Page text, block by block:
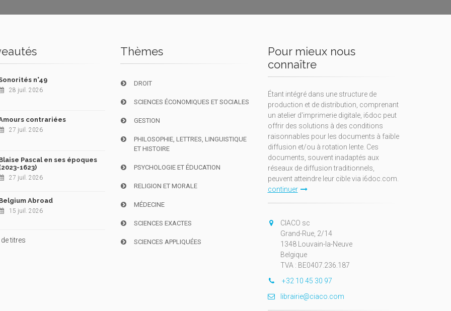
n°49
28 juil. 2026
contrariées
27 juil. 2026
Pascal en ses époques
1623)
27 juil. 2026
Abroad
15 juil. 2026
titres
Thèmes
DROIT
SCIENCES ÉCONOMIQUES ET SOCIALES
GESTION
PHILOSOPHIE, LETTRES, LINGUISTIQUE
ET HISTOIRE
PSYCHOLOGIE ET ÉDUCATION
RELIGION ET MORALE
MÉDECINE
SCIENCES EXACTES
SCIENCES APPLIQUÉES
Pour mieux nous
connaître
Étant intégré dans une structure de
production et de distribution, comprenant
un atelier d'imprimerie digitale, i6doc peut
offrir des solutions à des conditions
raisonnables pour les documents à faible
diffusion et/ou à rotation lente. Ces
documents, souvent inadaptés aux
réseaux de diffusion traditionnels,
peuvent atteindre leur cible via i6doc.com.
continuer
CIACO sc
Grand-Rue, 2/14
1348 Louvain-la-Neuve
Belgique
TVA : BE0407.236.187
+32 10 45 30 97
librairie@ciaco.com